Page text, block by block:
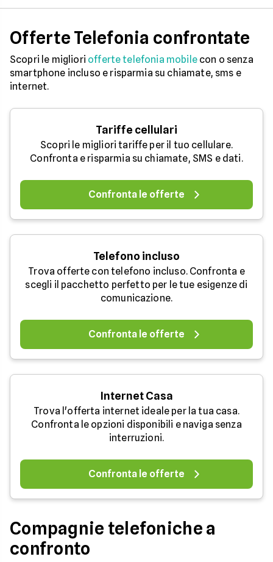
Offerte Telefonia confrontate
Scopri le migliori offerte telefonia mobilecon o senza
smartphone incluso e risparmia su chiamate, sms e
internet.
Tariffe cellulari
Scopri le migliori tariffe per il tuo cellulare.
Confronta e risparmia su chiamate, SMS e dati.
Confronta le offerte
Telefono incluso
Trova offerte con telefono incluso. Confronta e
scegli il pacchetto perfetto per le tue esigenze di
comunicazione.
Confronta le offerte
Internet Casa
Trova l'offerta internet ideale per la tua casa.
Confronta le opzioni disponibili e naviga senza
interruzioni.
Confronta le offerte
Compagnie telefoniche a
confronto